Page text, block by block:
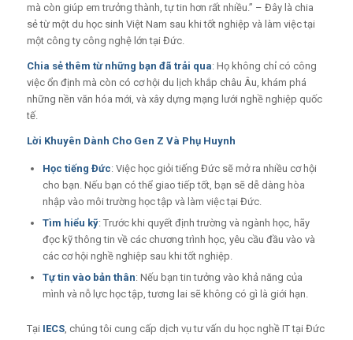
mà còn giúp em trưởng thành, tự tin hơn rất nhiều.” – Đây là chia
sẻ từ một du học sinh Việt Nam sau khi tốt nghiệp và làm việc tại
một công ty công nghệ lớn tại Đức.
Chia sẻ thêm từ những bạn đã trải qua: Họ không chỉ có công
việc ổn định mà còn có cơ hội du lịch khắp châu Âu, khám phá
những nền văn hóa mới, và xây dựng mạng lưới nghề nghiệp quốc
tế.
Lời Khuyên Dành Cho Gen Z Và Phụ Huynh
Học tiếng Đức: Việc học giỏi tiếng Đức sẽ mở ra nhiều cơ hội
cho bạn. Nếu bạn có thể giao tiếp tốt, bạn sẽ dễ dàng hòa
nhập vào môi trường học tập và làm việc tại Đức.
Tìm hiểu kỹ: Trước khi quyết định trường và ngành học, hãy
đọc kỹ thông tin về các chương trình học, yêu cầu đầu vào và
các cơ hội nghề nghiệp sau khi tốt nghiệp.
Tự tin vào bản thân: Nếu bạn tin tưởng vào khả năng của
mình và nỗ lực học tập, tương lai sẽ không có gì là giới hạn.
Tại IECS, chúng tôi cung cấp dịch vụ tư vấn du học nghề IT tại Đức